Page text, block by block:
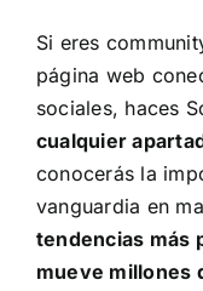
Si eres
página web
sociales, haces
cualquier
conocerás la
vanguardia en
tendencias más
mueve millones